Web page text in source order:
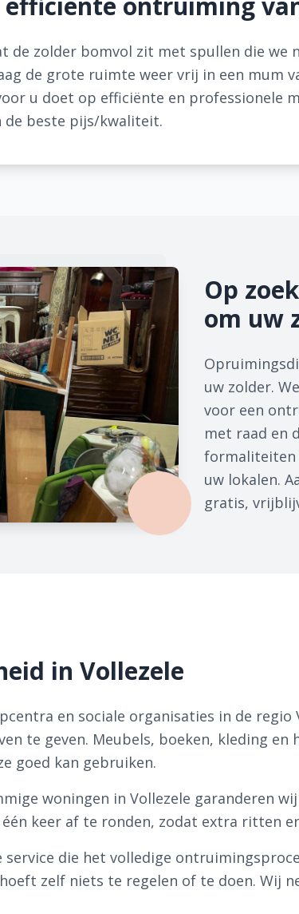
de zolder bomvol zit met spullen die we
de grote ruimte weer vrij in een mum
u doet op efficiënte en professionele
beste pijs/kwaliteit.
Op
om uw
uw zolder.
voor een
met raad en
formaliteiten
uw lokalen.
gratis,
in Vollezele
en sociale organisaties in de
te geven. Meubels, boeken, kleding
goed kan gebruiken.
woningen in Vollezele garanderen
keer af te ronden, zodat extra ritten
service die het volledige
zelf niets te regelen of te doen. Wij